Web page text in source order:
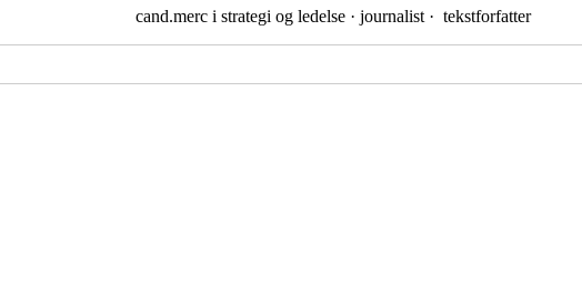
cand.merc i strategi og ledelse · journalist · tekstforfatter